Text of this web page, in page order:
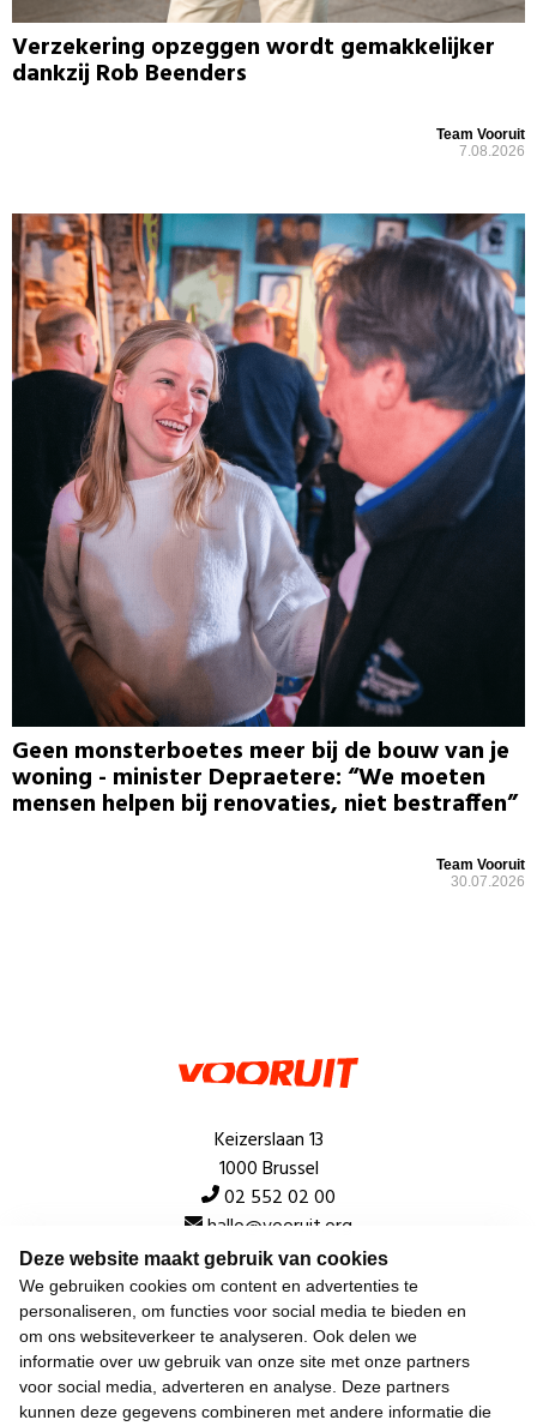
Deze website maakt gebruik van cookies
We gebruiken cookies om content en advertenties te
personaliseren, om functies voor social media te bieden en
om ons websiteverkeer te analyseren. Ook delen we
informatie over uw gebruik van onze site met onze partners
voor social media, adverteren en analyse. Deze partners
kunnen deze gegevens combineren met andere informatie die
Verzekering opzeggen wordt gemakkelijker
dankzij Rob Beenders
Team Vooruit
7.08.2026
Geen monsterboetes meer bij de bouw van je
woning - minister Depraetere: “We moeten
mensen helpen bij renovaties, niet bestraffen”
Team Vooruit
30.07.2026
Keizerslaan 13
1000 Brussel
02 552 02 00
hallo@vooruit.org
Snel
Over de beweging
Algemeen